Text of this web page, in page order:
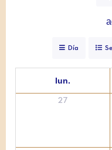
Día
lun.
27